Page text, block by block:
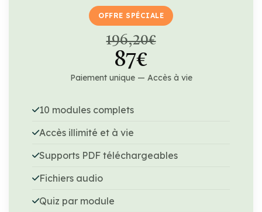
OFFRE SPÉCIALE
196,20€
87€
Paiement unique — Accès à vie
10 modules complets
Accès illimité et à vie
Supports PDF téléchargeables
Fichiers audio
Quiz par module